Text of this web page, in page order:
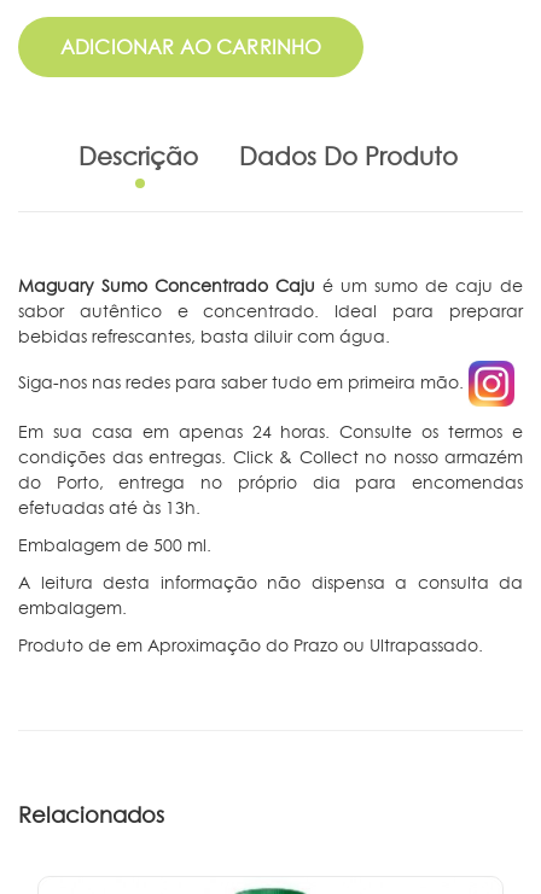
ADICIONAR AO CARRINHO
Descrição Dados Do Produto
Maguary Sumo Concentrado Caju é um sumo de caju de
sabor autêntico e concentrado. Ideal para preparar
bebidas refrescantes, basta diluir com água.
Siga-nos nas redes para saber tudo em primeira mão.
Em sua casa em apenas 24 horas. Consulte os termos e
condições das entregas. Click & Collect no nosso armazém
do Porto, entrega no próprio dia para encomendas
efetuadas até às 13h.
Embalagem de 500 ml.
A leitura desta informação não dispensa a consulta da
embalagem.
Produto de em Aproximação do Prazo ou Ultrapassado.
Relacionados